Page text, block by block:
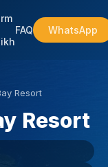
FAQ WhatsApp
Resort
Resort